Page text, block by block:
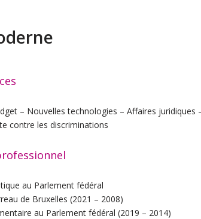
– Nouvelles technologies – Affaires juridiques
contre les discriminations
au Parlement fédéral
de Bruxelles (2021 – 2008)
au Parlement fédéral (2019 – 2014)